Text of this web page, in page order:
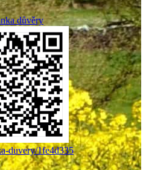
důvěry
duvery/1fe4d335